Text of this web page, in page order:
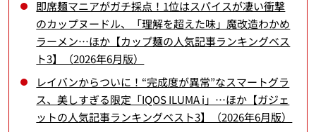
即席麺マニアがガチ採点！1位はスパイスが凄い衝撃
のカップヌードル、「理解を超えた味」魔改造わかめ
ラーメン…ほか【カップ麺の人気記事ランキングベス
ト3】（2026年6月版）
レイバンからついに！“完成度が異常”なスマートグラ
ス、美しすぎる限定「IQOS ILUMA i」…ほか【ガジェ
ットの人気記事ランキングベスト3】（2026年6月版）